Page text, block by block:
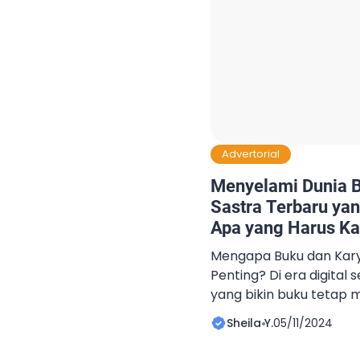
Advertorial
Menyelami Dunia
Sastra Terbaru
Apa yang Harus
Mengapa Buku dan
Penting? Di era digital
yang bikin buku tetap
dikelilingi video singkat
selalu punya daya
Sheila Y.05/11/2024